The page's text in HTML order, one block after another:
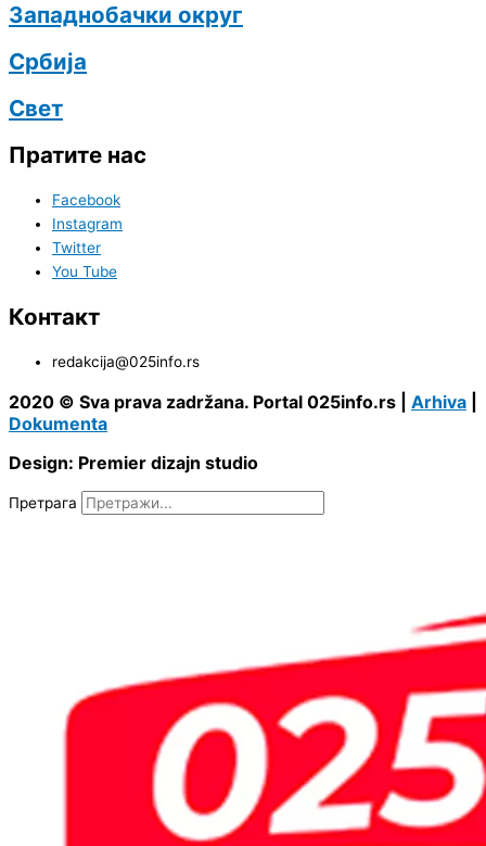
Западнобачки округ
Србија
Свет
Пратите нас
Facebook
Instagram
Twitter
You Tube
Контакт
redakcija@025info.rs
2020 © Sva prava zadržana. Portal 025info.rs | Arhiva
Dokumenta
Design: Premier dizajn studio
Претрага